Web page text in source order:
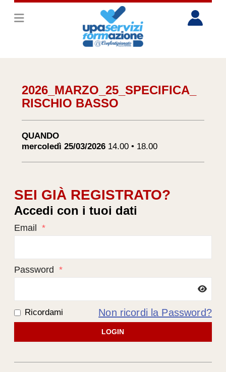
2026_MARZO_25_SPECIFICA_
RISCHIO BASSO
QUANDO
mercoledì 25/03/2026 14.00 • 18.00
SEI GIÀ REGISTRATO?
Accedi con i tuoi dati
Email *
Password *
Ricordami Non ricordi la Password?
LOGIN